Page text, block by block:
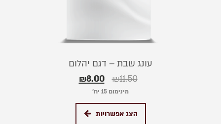
עונג שבת – דגם יהלום
₪11.50
₪8.00
מינימום 15 יח׳
הצג אפשרויות